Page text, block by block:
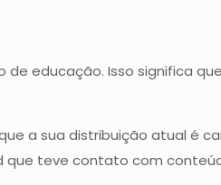
educação. Isso significa
a sua distribuição atual é
que teve contato com